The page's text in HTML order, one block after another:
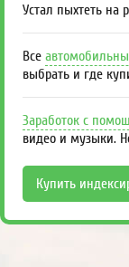
Устал пыхтеть на
Все
выбрать и где
Заработок с
видео и музыки.
Купить